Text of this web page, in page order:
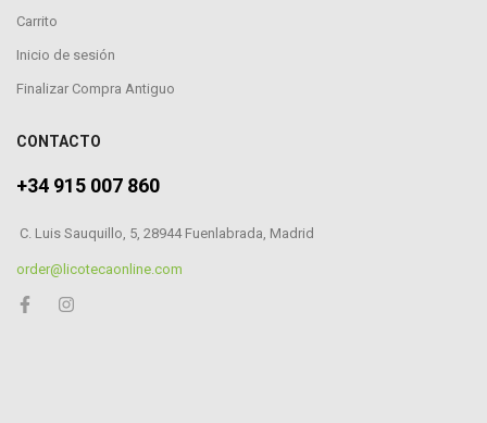
Carrito
Inicio de sesión
Finalizar Compra Antiguo
CONTACTO
+34 915 007 860
C. Luis Sauquillo, 5, 28944 Fuenlabrada, Madrid
order@licotecaonline.com